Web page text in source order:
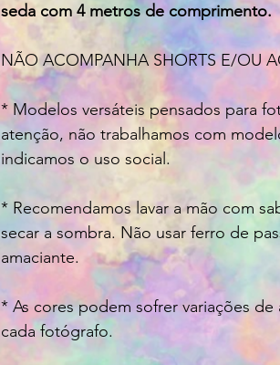
seda com 4 metros de comprimento.
NÃO ACOMPANHA SHORTS E/OU
* Modelos versáteis pensados para
atenção, não trabalhamos com
indicamos o uso social.
* Recomendamos lavar a mão com
secar a sombra. Não usar ferro de
amaciante.
* As cores podem sofrer variações
cada fotógrafo.